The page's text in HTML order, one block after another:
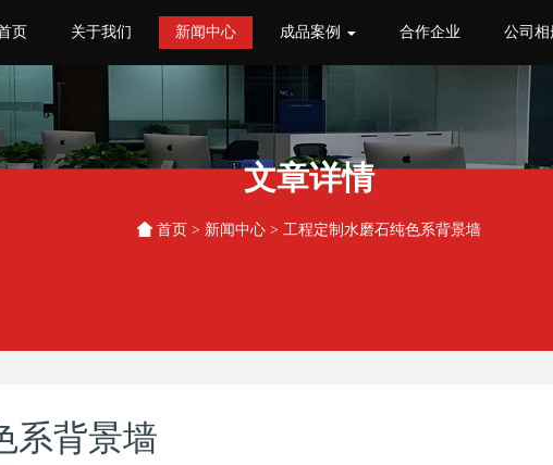
页 关于我们 新闻中心 成品案例 合作企业 公司相
文章详情
首页 > 新闻中心 > 工程定制水磨石纯色系背景墙
系背景墙